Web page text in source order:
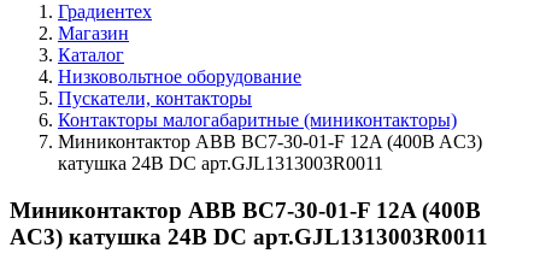
Градиентех
Магазин
Каталог
Низковольтное оборудование
Пускатели, контакторы
Контакторы малогабаритные (миниконтакторы)
Миниконтактор ABB BC7-30-01-F 12A (400B AC3)
катушка 24B DС арт.GJL1313003R0011
Миниконтактор ABB BC7-30-01-F 12A (400B
AC3) катушка 24B DС арт.GJL1313003R0011